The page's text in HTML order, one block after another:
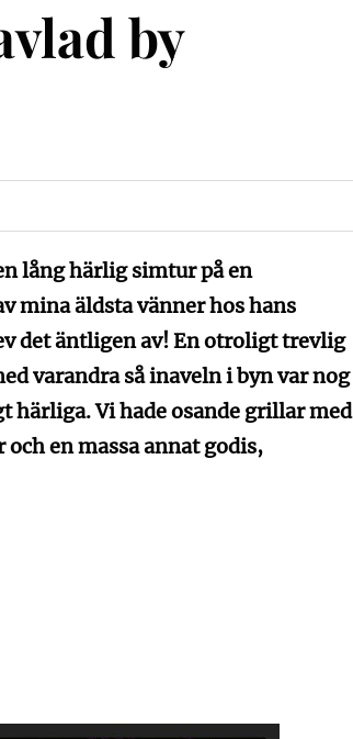
by
lång härlig simtur på en
mina äldsta vänner hos hans
det äntligen av! En otroligt trevlig
varandra så inaveln i byn var nog
härliga. Vi hade osande grillar med
en massa annat godis,